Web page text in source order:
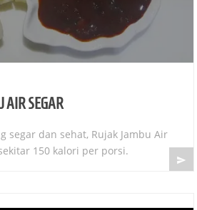
AIR SEGAR
segar dan sehat, Rujak Jambu Air
150 kalori per porsi.
